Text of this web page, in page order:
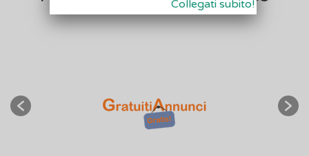
Collegati subito!